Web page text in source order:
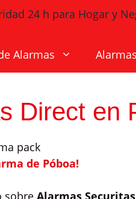
Alarmas
Direct en
de Póboa!
sobre Alarmas